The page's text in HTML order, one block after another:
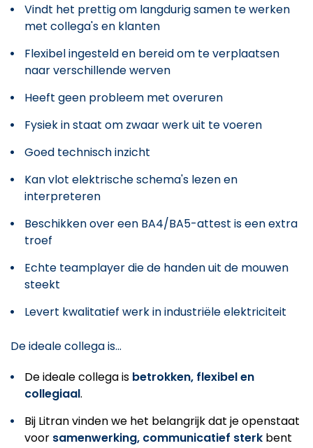
Vindt het prettig om langdurig samen te werken
met collega's en klanten
Flexibel ingesteld en bereid om te verplaatsen
naar verschillende werven
Heeft geen probleem met overuren
Fysiek in staat om zwaar werk uit te voeren
Goed technisch inzicht
Kan vlot elektrische schema's lezen en
interpreteren
Beschikken over een BA4/BA5-attest is een extra
troef
Echte teamplayer die de handen uit de mouwen
steekt
Levert kwalitatief werk in industriële elektriciteit
De ideale collega is...
De ideale collega is betrokken, flexibel en
collegiaal.
Bij Litran vinden we het belangrijk dat je openstaat
voor samenwerking, communicatief sterk bent